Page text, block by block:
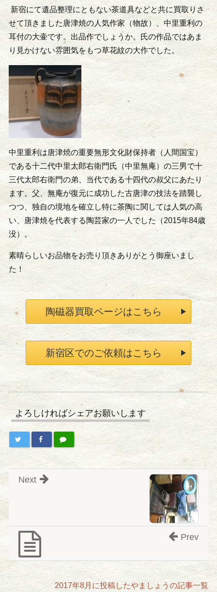
新宿にて遺品整理にともない茶道具などと共に買取りさ
せて頂きました唐津焼の人気作家（物故）、中里重利の
耳付の大壷です。出品作でしょうか。氏の作品ではあま
り見かけない雰囲気をもつ草花紋の大作でした。
中里重利は唐津焼の重要無形文化財保持者（人間国宝）
である十二代中里太郎右衛門氏（中里無庵）の三男で十
三代太郎右衛門の弟、当代である十四代の叔父にあたり
ます。父、無庵が復元に成功した古唐津の技法を踏襲し
つつ、独自の境地を確立し特に茶陶に関しては人気の高
い、唐津焼を代表する陶芸家の一人でした（2015年84歳
没）。
素晴らしいお品物をお売り頂きありがとう御座いまし
た！
陶磁器買取ページはこちら
新宿区でのご依頼はこちら
よろしければシェアお願いします
Next
Prev
2017年8月に投稿したやましょうの記事一覧